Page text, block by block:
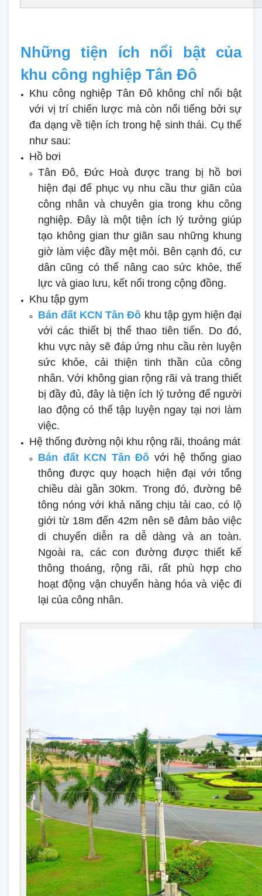
Những tiện ích nổi bật của
khu công nghiệp Tân Đô
Khu công nghiệp Tân Đô không chỉ nổi bật
với vị trí chiến lược mà còn nổi tiếng bởi sự
đa dạng về tiện ích trong hệ sinh thái. Cụ thể
như sau:
Hồ bơi
Tân Đô, Đức Hoà được trang bị hồ bơi
hiện đại để phục vụ nhu cầu thư giãn của
công nhân và chuyên gia trong khu công
nghiệp. Đây là một tiện ích lý tưởng giúp
tạo không gian thư giãn sau những khung
giờ làm việc đầy mệt mỏi. Bên cạnh đó, cư
dân cũng có thể nâng cao sức khỏe, thể
lực và giao lưu, kết nối trong cộng đồng.
Khu tập gym
Bán đất KCN Tân Đô khu tập gym hiện đại
với các thiết bị thể thao tiên tiến. Do đó,
khu vực này sẽ đáp ứng nhu cầu rèn luyện
sức khỏe, cải thiện tinh thần của công
nhân. Với không gian rộng rãi và trang thiết
bị đầy đủ, đây là tiện ích lý tưởng để người
lao động có thể tập luyện ngay tại nơi làm
việc.
Hệ thống đường nội khu rộng rãi, thoáng mát
Bán đất KCN Tân Đô với hệ thống giao
thông được quy hoạch hiện đại với tổng
chiều dài gần 30km. Trong đó, đường bê
tông nóng với khả năng chịu tải cao, có lộ
giới từ 18m đến 42m nên sẽ đảm bảo việc
di chuyển diễn ra dễ dàng và an toàn.
Ngoài ra, các con đường được thiết kế
thông thoáng, rộng rãi, rất phù hợp cho
hoạt động vận chuyển hàng hóa và việc đi
lại của công nhân.